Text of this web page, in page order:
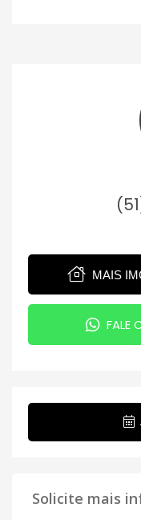
MAIS
FALE
Solicite mais